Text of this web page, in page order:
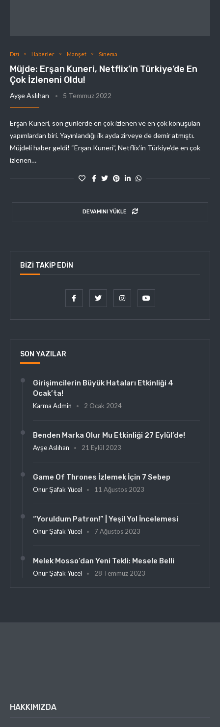
Dizi Haberler Manşet Sinema
Müjde: Erşan Kuneri, Netflix’in Türkiye’de En
Çok İzleneni Oldu!
Ayşe Aslıhan 5 Temmuz 2022
Erşan Kuneri, son günlerde en çok izlenen ve en çok konuşulan
yapımlardan biri. Yayınlandığı ilk ayda zirveye de demir atmıştı.
Müjdeli haber geldi! “Erşan Kuneri”, Netflix’in Türkiye’de en çok
izlenen…
DEVAMINI YÜKLE
BIZI TAKIP EDIN
SON YAZILAR
Girişimcilerin Büyük Hataları Etkinliği 4
Ocak’ta!
Karma Admin 2 Ocak 2024
Benden Marka Olur Mu Etkinliği 27 Eylül’de!
Ayşe Aslıhan 21 Eylül 2023
Game Of Thrones İzlemek İçin 7 Sebep
Onur Şafak Yücel 11 Ağustos 2023
“Yoruldum Patron!” | Yeşil Yol İncelemesi
Onur Şafak Yücel 7 Ağustos 2023
Melek Mosso’dan Yeni Tekli: Mesele Belli
Onur Şafak Yücel 28 Temmuz 2023
HAKKIMIZDA